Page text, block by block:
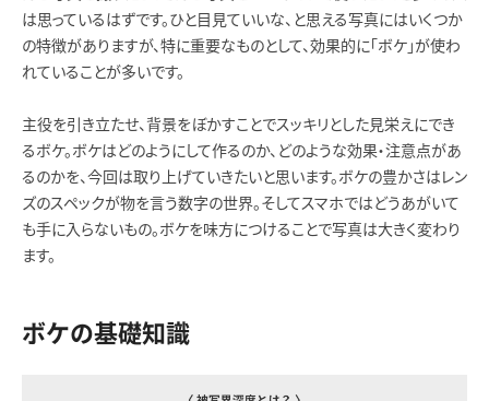
は思っているはずです。ひと目見ていいな、と思える写真にはいくつか
の特徴がありますが、特に重要なものとして、効果的に「ボケ」が使わ
れていることが多いです。
主役を引き立たせ、背景をぼかすことでスッキリとした見栄えにでき
るボケ。ボケはどのようにして作るのか、どのような効果・注意点があ
るのかを、今回は取り上げていきたいと思います。ボケの豊かさはレン
ズのスペックが物を言う数字の世界。そしてスマホではどうあがいて
も手に入らないもの。ボケを味方につけることで写真は大きく変わり
ます。
ボケの基礎知識